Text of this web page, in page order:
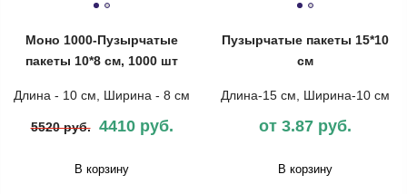
Моно 1000-Пузырчатые
пакеты 10*8 см, 1000 шт
Длина - 10 см, Ширина - 8 см
5520 руб. 4410 руб.
В корзину
Пузырчатые пакеты 15*10
см
Длина-15 см, Ширина-10 см
от 3.87 руб.
В корзину